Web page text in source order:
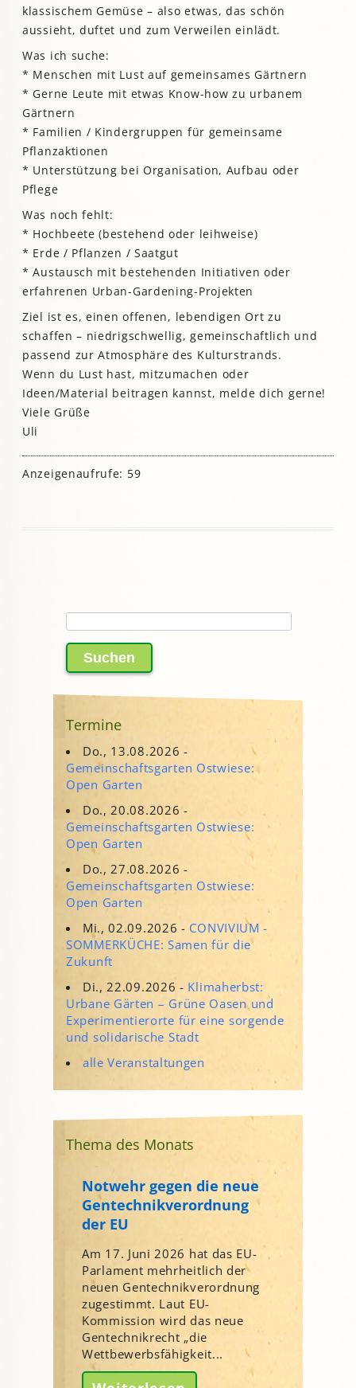
klassischem Gemüse – also etwas, das schön
aussieht, duftet und zum Verweilen einlädt.
Was ich suche:
* Menschen mit Lust auf gemeinsames Gärtnern
* Gerne Leute mit etwas Know-how zu urbanem
Gärtnern
* Familien / Kindergruppen für gemeinsame
Pflanzaktionen
* Unterstützung bei Organisation, Aufbau oder
Pflege
Was noch fehlt:
* Hochbeete (bestehend oder leihweise)
* Erde / Pflanzen / Saatgut
* Austausch mit bestehenden Initiativen oder
erfahrenen Urban-Gardening-Projekten
Ziel ist es, einen offenen, lebendigen Ort zu
schaffen – niedrigschwellig, gemeinschaftlich und
passend zur Atmosphäre des Kulturstrands.
Wenn du Lust hast, mitzumachen oder
Ideen/Material beitragen kannst, melde dich gerne!
Viele Grüße
Uli
Anzeigenaufrufe: 59
nach:
Termine
Do., 13.08.2026 -
Gemeinschaftsgarten Ostwiese:
Open Garten
Do., 20.08.2026 -
Gemeinschaftsgarten Ostwiese:
Open Garten
Do., 27.08.2026 -
Gemeinschaftsgarten Ostwiese:
Open Garten
Mi., 02.09.2026 - CONVIVIUM -
SOMMERKÜCHE: Samen für die
Zukunft
Di., 22.09.2026 - Klimaherbst:
Urbane Gärten – Grüne Oasen und
Experimentierorte für eine sorgende
und solidarische Stadt
alle Veranstaltungen
Thema des Monats
Notwehr gegen die neue
Gentechnikverordnung
der EU
Am 17. Juni 2026 hat das EU-
Parlament mehrheitlich der
neuen Gentechnikverordnung
zugestimmt. Laut EU-
Kommission wird das neue
Gentechnikrecht „die
Wettbewerbsfähigkeit...